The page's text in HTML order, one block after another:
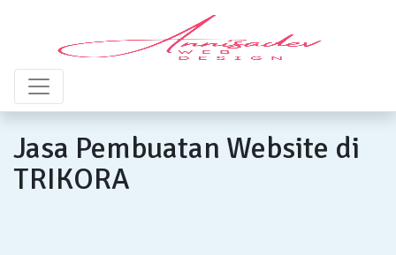
Jasa Pembuatan Website di
TRIKORA